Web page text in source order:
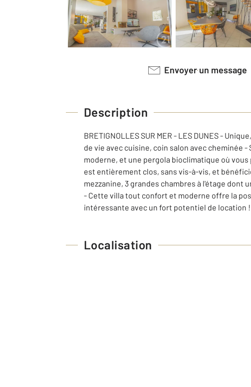
Envoyer un message
Description
BRETIGNOLLES SUR MER - LES DUNES -
de vie avec cuisine, coin salon avec cheminée
moderne, et une pergola bioclimatique où
est entièrement clos, sans vis-à-vis, et
mezzanine, 3 grandes chambres à l'étage
- Cette villa tout confort et moderne offre la
intéressante avec un fort potentiel de location !
Localisation